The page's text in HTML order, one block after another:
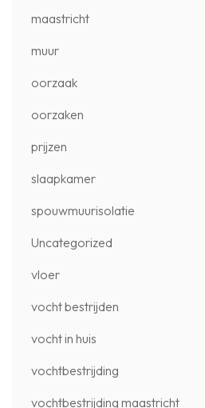
maastricht
muur
oorzaak
oorzaken
prijzen
slaapkamer
spouwmuurisolatie
Uncategorized
vloer
vocht bestrijden
vocht in huis
vochtbestrijding
vochtbestrijding maastricht